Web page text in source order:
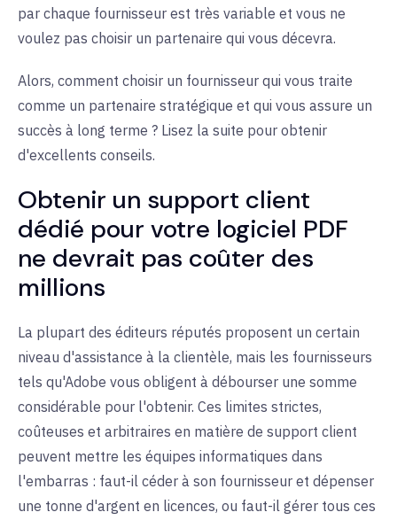
par chaque fournisseur est très variable et vous ne
voulez pas choisir un partenaire qui vous décevra.
Alors, comment choisir un fournisseur qui vous traite
comme un partenaire stratégique et qui vous assure un
succès à long terme ? Lisez la suite pour obtenir
d'excellents conseils.
Obtenir un support client
dédié pour votre logiciel PDF
ne devrait pas coûter des
millions
La plupart des éditeurs réputés proposent un certain
niveau d'assistance à la clientèle, mais les fournisseurs
tels qu'Adobe vous obligent à débourser une somme
considérable pour l'obtenir. Ces limites strictes,
coûteuses et arbitraires en matière de support client
peuvent mettre les équipes informatiques dans
l'embarras : faut-il céder à son fournisseur et dépenser
une tonne d'argent en licences, ou faut-il gérer tous ces